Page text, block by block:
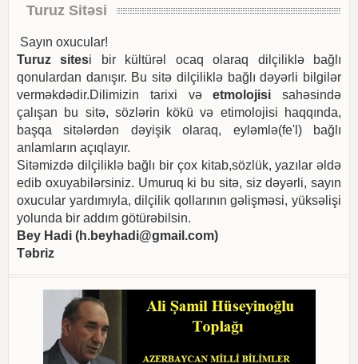
Turuz Sitəsi
Sayın oxucular!
Turuz sitesi bir kültürəl ocaq olaraq dilçiliklə bağlı
qonulardan danışır. Bu sitə dilçiliklə bağlı dəyərli bilgilər
verməkdədir.Dilimizin tarixi vəetmolojisi sahəsində
çalışan bu sitə, sözlərin kökü və etimolojisi haqqında,
başqa sitələrdən dəyişik olaraq, eyləmlə(fe'l) bağlı
anlamların açıqlayır.
Sitəmizdə dilçiliklə bağlı bir çox kitab,sözlük, yazılar əldə
edib oxuyabilərsiniz. Umuruq ki bu sitə, siz dəyərli, sayın
oxucular yardımıyla, dilçilik qollarının gəlişməsi, yüksəlişi
yolunda bir addım götürəbilsin.
Bey Hadi (h.beyhadi@gmail.com)
Təbriz